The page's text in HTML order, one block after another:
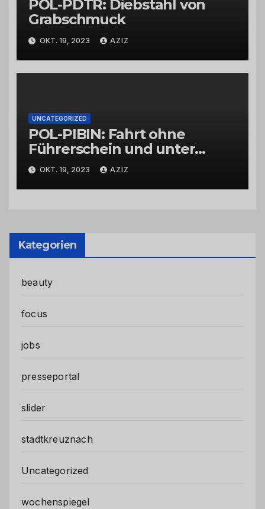
POL-PDTR: Diebstahl von
Grabschmuck
OKT. 19, 2023 AZIZ
UNCATEGORIZED
POL-PIBIN: Fahrt ohne
Führerschein und unter
Einfluss von Drogen
OKT. 19, 2023 AZIZ
Kategorien
beauty
focus
jobs
presseportal
slider
stadtkreuznach
Uncategorized
wochenspiegel